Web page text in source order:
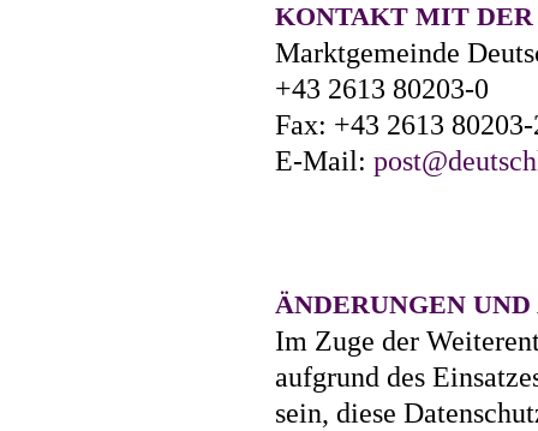
KONTAKT MIT
Marktgemeinde
+43 2613 80203-0
Fax: +43 2613
E-Mail:
ÄNDERUNGEN
Im Zuge der
aufgrund des
sein, diese